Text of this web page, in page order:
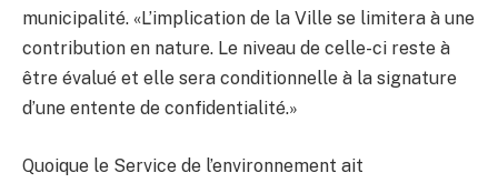
municipalité. «L’implication de la Ville se limitera à une
contribution en nature. Le niveau de celle-ci reste à
être évalué et elle sera conditionnelle à la signature
d’une entente de confidentialité.»
Quoique le Service de l’environnement ait